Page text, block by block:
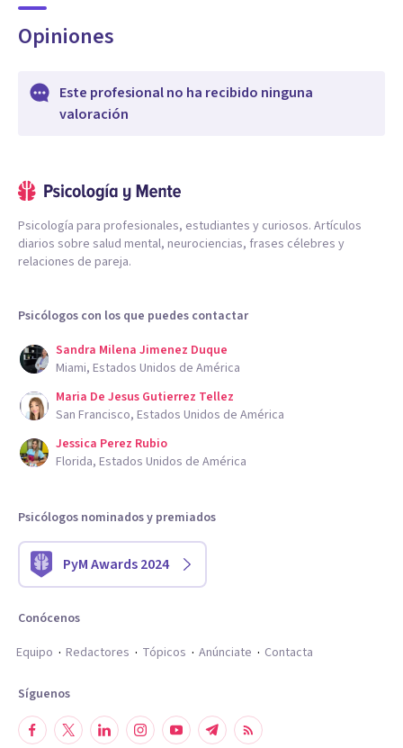
Opiniones
Este profesional no ha recibido ninguna
valoración
Psicología para profesionales, estudiantes y curiosos. Artículos
diarios sobre salud mental, neurociencias, frases célebres y
relaciones de pareja.
Psicólogos con los que puedes contactar
Sandra Milena Jimenez Duque
Miami, Estados Unidos de América
Maria De Jesus Gutierrez Tellez
San Francisco, Estados Unidos de América
Jessica Perez Rubio
Florida, Estados Unidos de América
Psicólogos nominados y premiados
PyM Awards 2024
Conócenos
Equipo
Redactores Tópicos Anúnciate Contacta
Síguenos